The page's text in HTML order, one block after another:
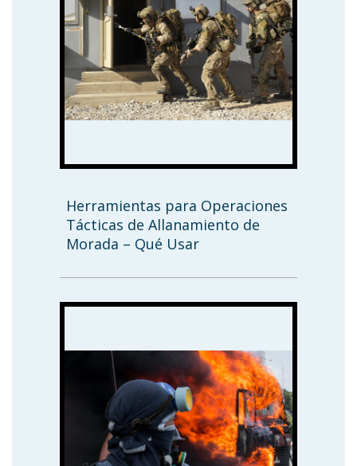
Herramientas para Operaciones
Tácticas de Allanamiento de
Morada – Qué Usar